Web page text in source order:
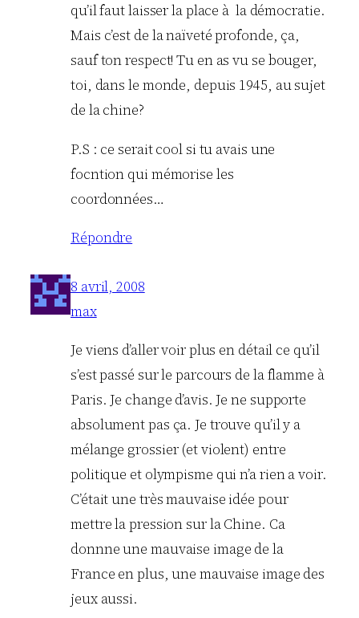
qu’il faut laisser la place à la démocratie.
Mais c’est de la naïveté profonde, ça,
sauf ton respect! Tu en as vu se bouger,
toi, dans le monde, depuis 1945, au sujet
de la chine?
P.S : ce serait cool si tu avais une
focntion qui mémorise les
coordonnées…
Répondre
8 avril, 2008
max
Je viens d’aller voir plus en détail ce qu’il
s’est passé sur le parcours de la flamme à
Paris. Je change d’avis. Je ne supporte
absolument pas ça. Je trouve qu’il y a
mélange grossier (et violent) entre
politique et olympisme qui n’a rien a voir.
C’était une très mauvaise idée pour
mettre la pression sur la Chine. Ca
donnne une mauvaise image de la
France en plus, une mauvaise image des
jeux aussi.